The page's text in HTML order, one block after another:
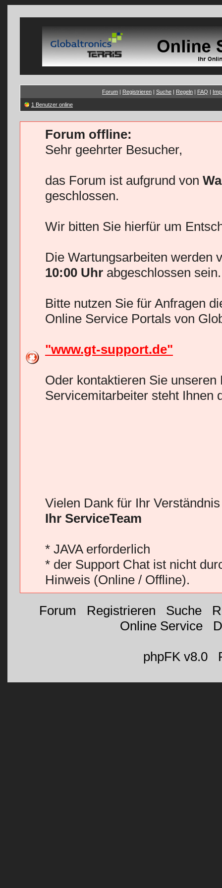
Forum | Registrieren | Suche | Regeln | FAQ |
1 Benutzer online
Forum offline:
Sehr geehrter Besucher,
das Forum ist aufgrund von
geschlossen.
Wir bitten Sie hierfür um
Die Wartungsarbeiten werden
10:00 Uhr abgeschlossen sein.
Bitte nutzen Sie für Anfragen
Online Service Portals von
"www.gt-support.de"
Oder kontaktieren Sie
Servicemitarbeiter steht Ihnen
Vielen Dank für Ihr
Ihr ServiceTeam
* JAVA erforderlich
* der Support Chat ist nicht
Hinweis (Online / Offline).
Forum Registrieren Suche|
Online Service|
phpFK v8.0